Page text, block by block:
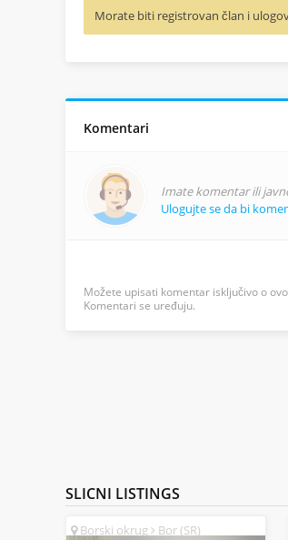
Morate biti registrovan član i
Komentari
Imate komentar ili
Ulogujte se da bi
Možete upisati komentar isključivo o
Komentari se uređuju.
SLICNI LISTINGS
Borski okrug Bor (SR)